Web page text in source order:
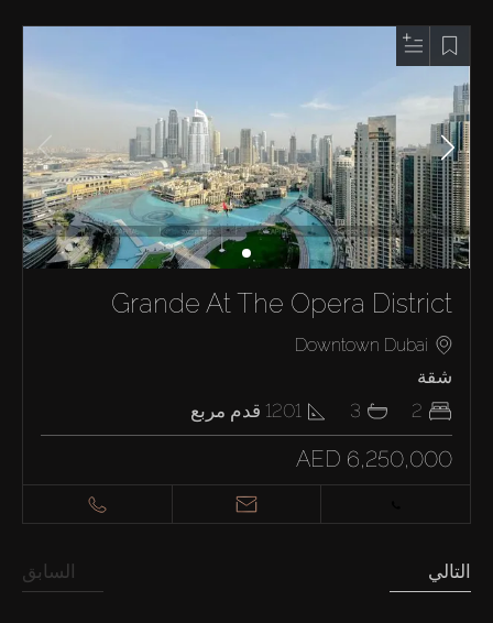
Grande At The Opera District
Downtown Dubai
شقة
2
3
1201 قدم مربع
AED 6,250,000
السابق التالي